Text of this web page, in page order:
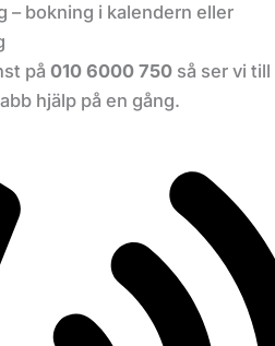
– bokning i kalendern eller
på 010 6000 750 så ser vi till
hjälp på en gång.